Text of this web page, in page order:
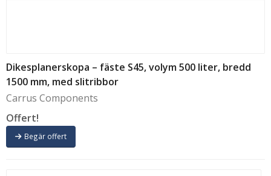
Dikesplanerskopa – fäste S45, volym 500 liter, bredd
1500 mm, med slitribbor
Carrus Components
Offert!
Begär offert